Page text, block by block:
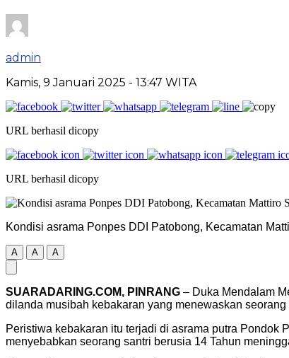
admin
Kamis, 9 Januari 2025 - 13:47 WITA
URL berhasil dicopy
URL berhasil dicopy
Kondisi asrama Ponpes DDI Patobong, Kecamatan
A A A
SUARADARING.COM, PINRANG – Duka Mendalam
dilanda musibah kebakaran yang menewaskan seorang
Peristiwa kebakaran itu terjadi di asrama putra Pondok
menyebabkan seorang santri berusia 14 Tahun